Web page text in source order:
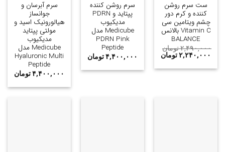
ست سرم روشن
کننده و کرم دور
چشم ویتامین سی
Vitamin C بالانس
BALANCE
۲,۴۹۰,۰۰۰تومان
۲,۲۴۰,۰۰۰تومان
سرم روشن کننده
پپتاید و PDRN
مدیکیوب
Medicube مدل
PDRN Pink
Peptide
۴,۴۰۰,۰۰۰تومان
سرم آبرسان و
جوانساز
هیالورونیک اسید و
مولتی پپتاید
مدیکیوب
Medicube مدل
Hyaluronic Multi
Peptide
۴,۴۰۰,۰۰۰تومان